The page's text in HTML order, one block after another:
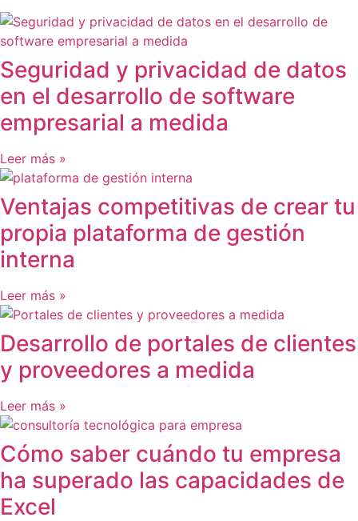
Seguridad y privacidad de datos
en el desarrollo de software
empresarial a medida
Leer más »
Ventajas competitivas de crear tu
propia plataforma de gestión
interna
Leer más »
Desarrollo de portales de clientes
y proveedores a medida
Leer más »
Cómo saber cuándo tu empresa
ha superado las capacidades de
Excel